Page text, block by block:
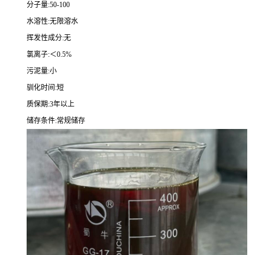
分子量:50-100
水溶性:无限溶水
挥发性成分:无
氯离子:＜0.5%
污泥量:小
驯化时间:短
质保期:3年以上
储存条件:常规储存